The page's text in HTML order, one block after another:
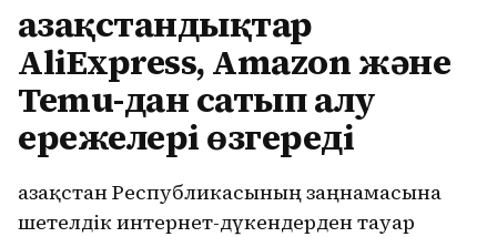
Қазақстандықтар
AliExpress, Amazon және
Temu-дан сатып алу
ережелері өзгереді
Қазақстан Республикасының заңнамасына
шетелдік интернет-дүкендерден тауар